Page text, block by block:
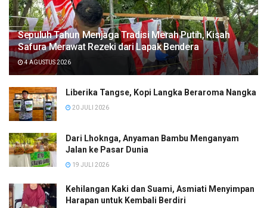
Sepuluh Tahun Menjaga Tradisi Merah Putih, Kisah
Safura Merawat Rezeki dari Lapak Bendera
4 AGUSTUS 2026
Liberika Tangse, Kopi Langka Beraroma Nangka
20 JULI 2026
Dari Lhoknga, Anyaman Bambu Menganyam
Jalan ke Pasar Dunia
19 JULI 2026
Kehilangan Kaki dan Suami, Asmiati Menyimpan
Harapan untuk Kembali Berdiri